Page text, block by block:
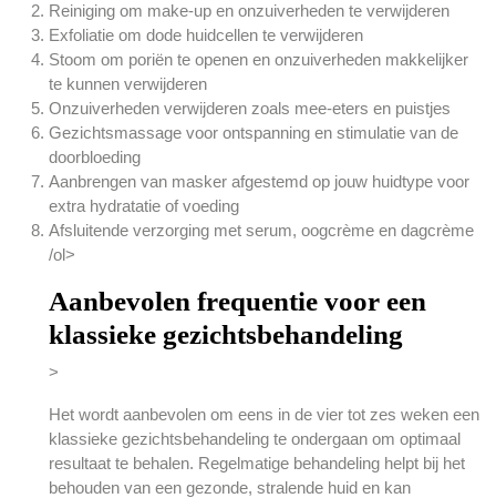
Reiniging om make-up en onzuiverheden te verwijderen
Exfoliatie om dode huidcellen te verwijderen
Stoom om poriën te openen en onzuiverheden makkelijker
te kunnen verwijderen
Onzuiverheden verwijderen zoals mee-eters en puistjes
Gezichtsmassage voor ontspanning en stimulatie van de
doorbloeding
Aanbrengen van masker afgestemd op jouw huidtype voor
extra hydratatie of voeding
Afsluitende verzorging met serum, oogcrème en dagcrème
/ol>
Aanbevolen frequentie voor een
klassieke gezichtsbehandeling
>
Het wordt aanbevolen om eens in de vier tot zes weken een
klassieke gezichtsbehandeling te ondergaan om optimaal
resultaat te behalen. Regelmatige behandeling helpt bij het
behouden van een gezonde, stralende huid en kan